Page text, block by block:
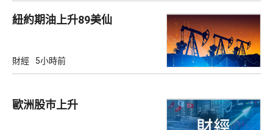
紐約期油上升89美仙
財經 5小時前
歐洲股巿上升